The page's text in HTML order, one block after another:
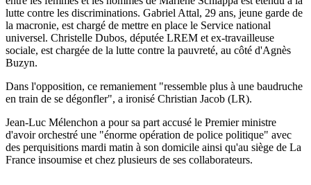
lutte contre les discriminations. Gabriel Attal, 29 ans, jeune garde de
la macronie, est chargé de mettre en place le Service national
universel. Christelle Dubos, députée LREM et ex-travailleuse
sociale, est chargée de la lutte contre la pauvreté, au côté d'Agnès
Buzyn.
Dans l'opposition, ce remaniement "ressemble plus à une baudruche
en train de se dégonfler", a ironisé Christian Jacob (LR).
Jean-Luc Mélenchon a pour sa part accusé le Premier ministre
d'avoir orchestré une "énorme opération de police politique" avec
des perquisitions mardi matin à son domicile ainsi qu'au siège de La
France insoumise et chez plusieurs de ses collaborateurs.